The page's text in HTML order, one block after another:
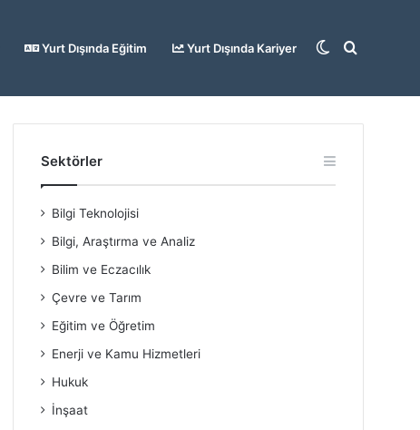
Yurt Dışında Eğitim Yurt Dışında Kariyer Arama
Dış
Sektörler
Bilgi Teknolojisi
Bilgi, Araştırma ve Analiz
Bilim ve Eczacılık
Çevre ve Tarım
Eğitim ve Öğretim
Enerji ve Kamu Hizmetleri
Hukuk
İnşaat